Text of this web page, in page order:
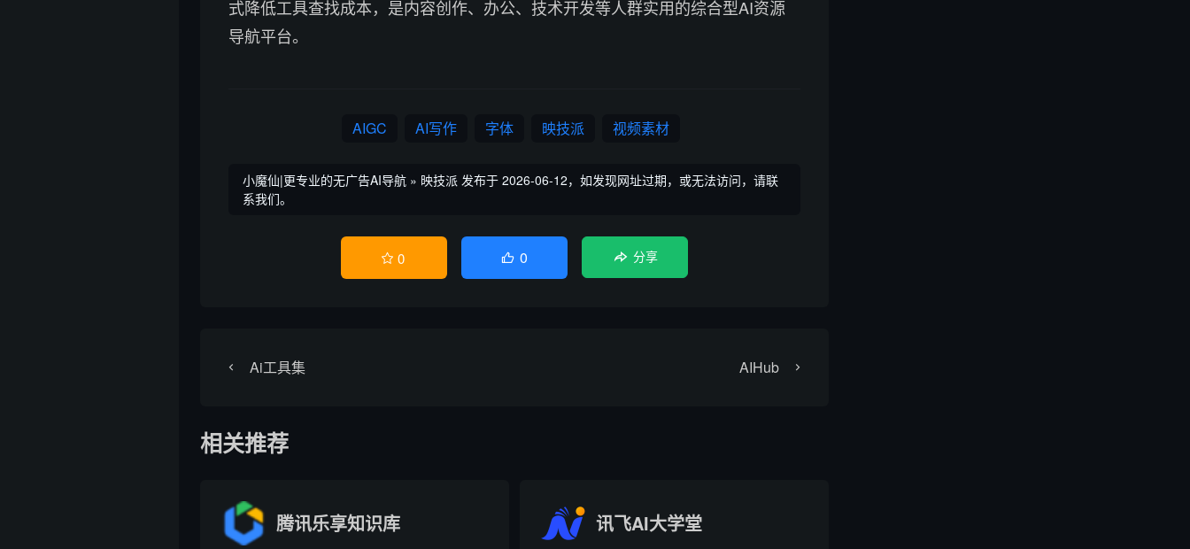
式降低工具查找成本，是内容创作、办公、技术开发等人群实用的综合型AI资源
导航平台。
AIGC AI写作 字体 映技派 视频素材
小魔仙|更专业的无广告AI导航 » 映技派 发布于 2026-06-12，如发现网址过期，或无法访问，请联
系我们。
 0  0 分享
Ai工具集 AIHub
相关推荐
腾讯乐享知识库 讯飞AI大学堂